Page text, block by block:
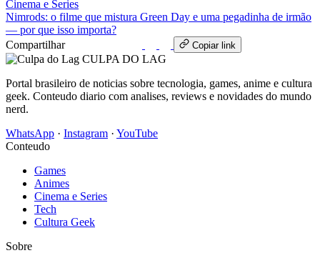
Cinema e Series
Nimrods: o filme que mistura Green Day e uma pegadinha de irmão
— por que isso importa?
Compartilhar
Copiar link
CULPA DO LAG
Portal brasileiro de noticias sobre tecnologia, games, anime e cultura
geek. Conteudo diario com analises, reviews e novidades do mundo
nerd.
WhatsApp · Instagram · YouTube
Conteudo
Games
Animes
Cinema e Series
Tech
Cultura Geek
Sobre